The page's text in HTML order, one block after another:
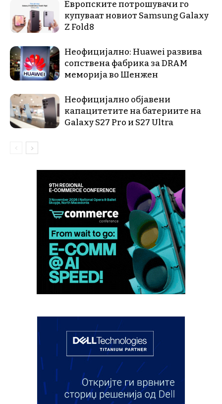
Европските потрошувачи го
купуваат новиот Samsung Galaxy
Z Fold8
Неофицијално: Huawei развива
сопствена фабрика за DRAM
меморија во Шенжен
Неофицијално објавени
капацитетите на батериите на
Galaxy S27 Pro и S27 Ultra